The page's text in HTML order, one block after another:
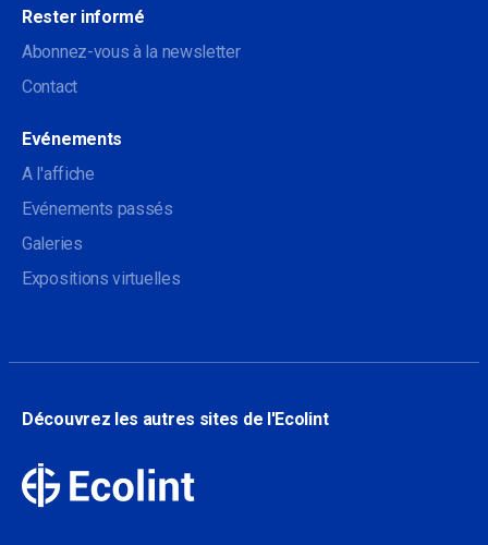
Rester informé
Abonnez-vous à la newsletter
Contact
Evénements
A l'affiche
Evénements passés
Galeries
Expositions virtuelles
Découvrez les autres sites de l'Ecolint